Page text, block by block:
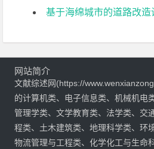
基于海绵城市的道路改造
网站简介
文献综述网(https://
的计算机类、电子信息类、机械机电
管理学类、文学教育类、法学类、交
程类、土木建筑类、地理科学类、环
物流管理与工程类、化学化工与生命